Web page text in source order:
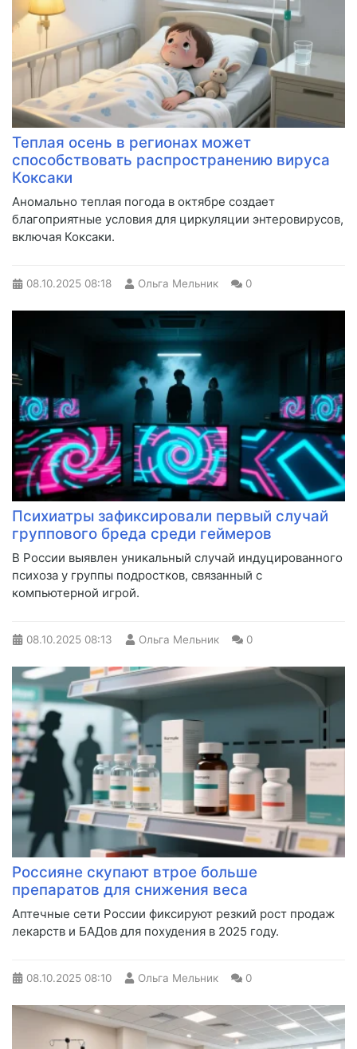
Теплая осень в регионах может
способствовать распространению вируса
Коксаки
Аномально теплая погода в октябре создает
благоприятные условия для циркуляции энтеровирусов,
включая Коксаки.
08.10.2025 08:18 Ольга Мельник 0
Психиатры зафиксировали первый случай
группового бреда среди геймеров
В России выявлен уникальный случай индуцированного
психоза у группы подростков, связанный с
компьютерной игрой.
08.10.2025 08:13 Ольга Мельник 0
Россияне скупают втрое больше
препаратов для снижения веса
Аптечные сети России фиксируют резкий рост продаж
лекарств и БАДов для похудения в 2025 году.
08.10.2025 08:10 Ольга Мельник 0